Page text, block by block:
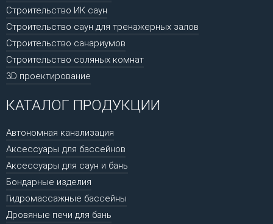
Строительство ИК саун
Строительство саун для тренажерных залов
Строительство санариумов
Строительство соляных комнат
3D проектирование
КАТАЛОГ ПРОДУКЦИИ
Автономная канализация
Аксессуары для бассейнов
Аксессуары для саун и бань
Бондарные изделия
Гидромассажные бассейны
Дровяные печи для бань